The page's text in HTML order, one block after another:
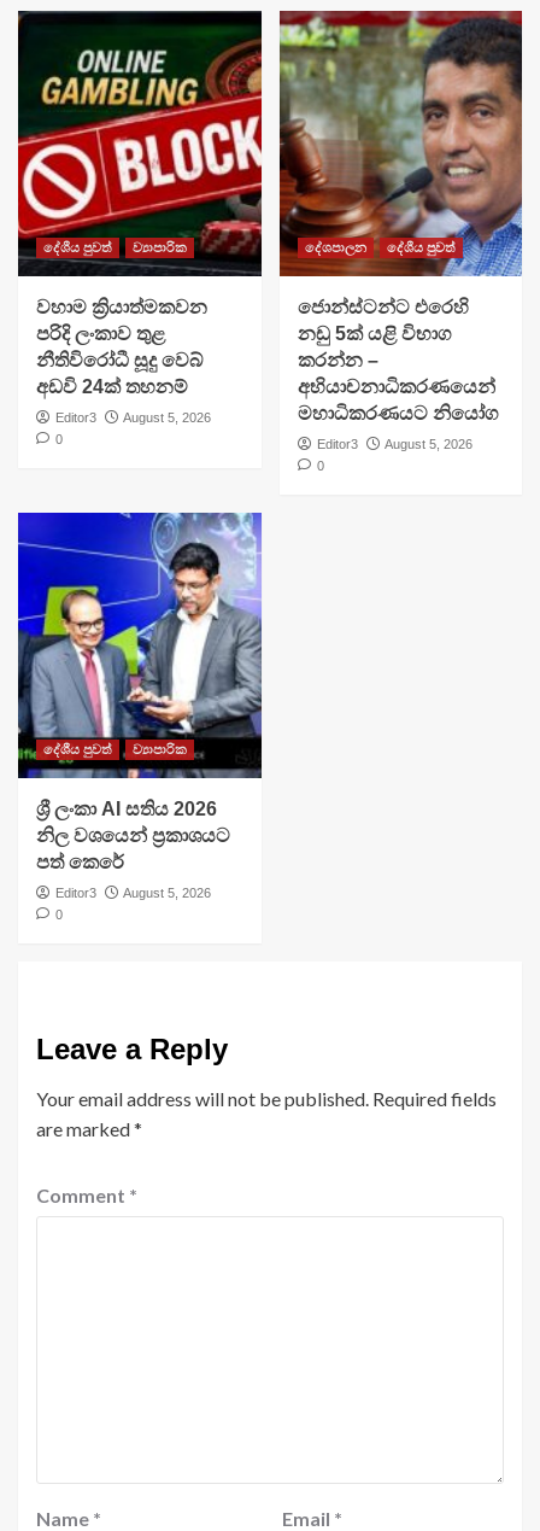
දේශීය පුවත් ව්‍යාපාරික
වහාම ක්‍රියාත්මකවන
පරිදි ලංකාව තුළ
නීතිවිරෝධී සූදු වෙබ්
අඩවි 24ක් තහනම්
Editor3
August 5, 2026
0
දේශපාලන දේශීය පුවත්
ජොන්ස්ටන්ට එරෙහි
නඩු 5ක් යළි විභාග
කරන්න –
අභියාචනාධිකරණයෙන්
මහාධිකරණයට නියෝග
Editor3
August 5, 2026
0
දේශීය පුවත් ව්‍යාපාරික
ශ්‍රී ලංකා AI සතිය 2026
නිල වශයෙන් ප්‍රකාශයට
පත් කෙරේ
Editor3
August 5, 2026
0
Leave a Reply
Your email address will not be published. Required fields
are marked*
Comment *
Name * Email *